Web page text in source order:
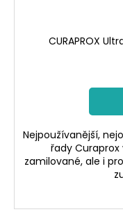
CURAPROX
Nejpoužívanější,
řady Curaprox
zamilované, ale i